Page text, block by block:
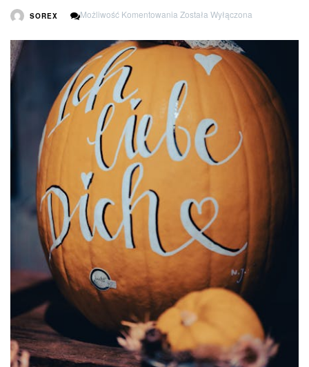
SOREX Możliwość Komentowania Jak
Motyw
Ślubny
Sezonu
–
Dekoracje
Każdą
Porę
Została Wyłączona